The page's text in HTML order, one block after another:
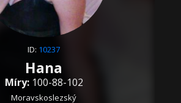
ID: 10237
Hana
Míry:100-88-102
Moravskoslezský